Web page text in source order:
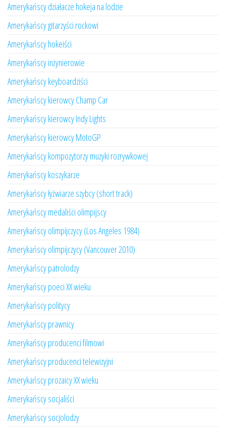
Amerykańscy działacze hokeja na lodzie
Amerykańscy gitarzyści rockowi
Amerykańscy hokeiści
Amerykańscy inżynierowie
Amerykańscy keyboardziści
Amerykańscy kierowcy Champ Car
Amerykańscy kierowcy Indy Lights
Amerykańscy kierowcy MotoGP
Amerykańscy kompozytorzy muzyki rozrywkowej
Amerykańscy koszykarze
Amerykańscy łyżwiarze szybcy (short track)
Amerykańscy medaliści olimpijscy
Amerykańscy olimpijczycy (Los Angeles 1984)
Amerykańscy olimpijczycy (Vancouver 2010)
Amerykańscy patrolodzy
Amerykańscy poeci XX wieku
Amerykańscy politycy
Amerykańscy prawnicy
Amerykańscy producenci filmowi
Amerykańscy producenci telewizyjni
Amerykańscy prozaicy XX wieku
Amerykańscy socjaliści
Amerykańscy socjolodzy